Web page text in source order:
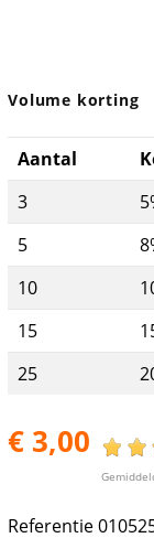
Volume korting
Aantal
3
5
10
15
25
€ 3,00
Referentie